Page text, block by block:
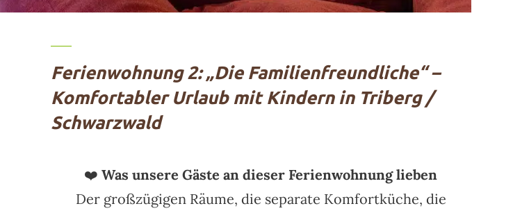
Ferienwohnung 2: „Die Familienfreundliche“ –
Komfortabler Urlaub mit Kindern in Triberg /
Schwarzwald
❤️Was unsere Gäste an dieser Ferienwohnung lieben
Der großzügigen Räume, die separate Komfortküche, die
Spaziergang zum Blindensee